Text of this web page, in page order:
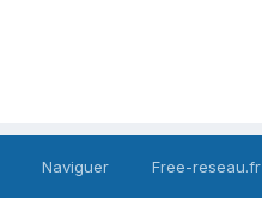
Naviguer Free-reseau.fr